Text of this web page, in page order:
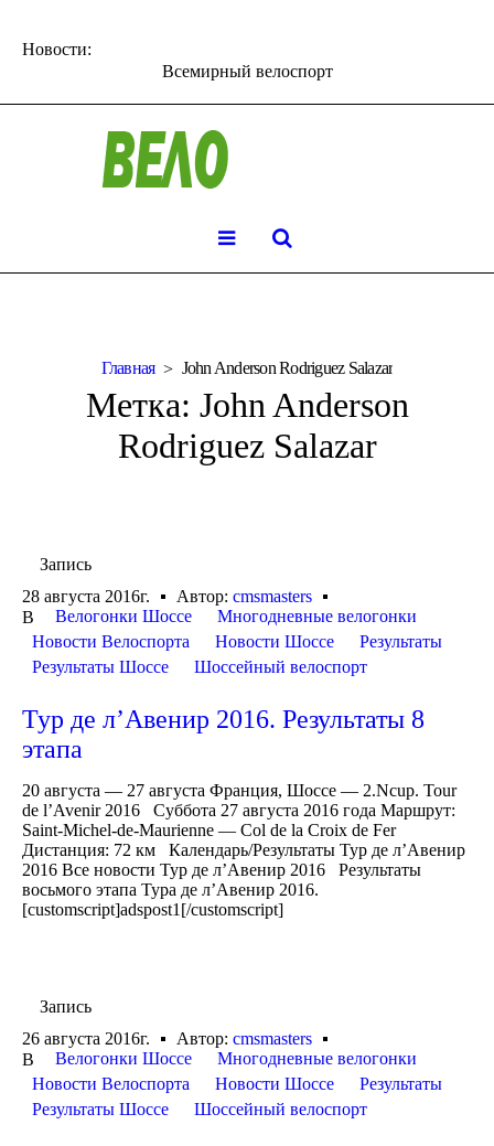
Новости:
Всемирный велоспорт
Главная John Anderson Rodriguez Salazar
Метка: John Anderson
Rodriguez Salazar
Запись
28 августа 2016г.
Автор: cmsmasters
В
Велогонки Шоссе
Многодневные велогонки
Новости Велоспорта
Новости Шоссе
Результаты
Результаты Шоссе
Шоссейный велоспорт
Тур де л’Авенир 2016. Результаты 8
этапа
20 августа — 27 августа Франция, Шоссе — 2.Ncup. Tour
de l’Avenir 2016 Суббота 27 августа 2016 года Маршрут:
Saint-Michel-de-Maurienne — Col de la Croix de Fer
Дистанция: 72 км Календарь/Результаты Тур де л’Авенир
2016 Все новости Тур де л’Авенир 2016 Результаты
восьмого этапа Тура де л’Авенир 2016.
[customscript]adspost1[/customscript]
Запись
26 августа 2016г.
Автор: cmsmasters
В
Велогонки Шоссе
Многодневные велогонки
Новости Велоспорта
Новости Шоссе
Результаты
Результаты Шоссе
Шоссейный велоспорт